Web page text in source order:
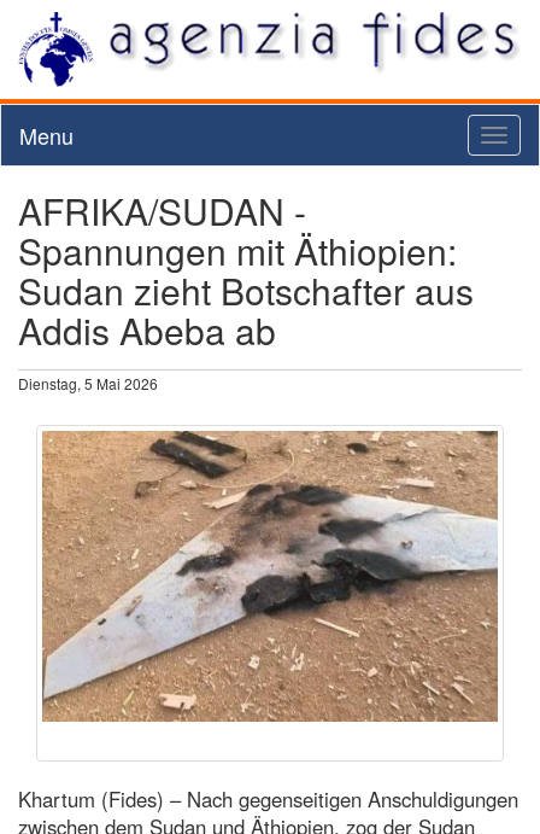
Menu
AFRIKA/SUDAN -
Spannungen mit Äthiopien:
Sudan zieht Botschafter aus
Addis Abeba ab
Dienstag, 5 Mai 2026
Khartum (Fides) – Nach gegenseitigen Anschuldigungen
zwischen dem Sudan und Äthiopien, zog der Sudan